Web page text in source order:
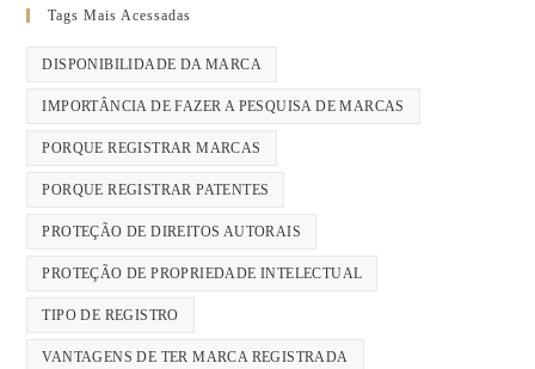
Tags Mais Acessadas
DISPONIBILIDADE DA MARCA
IMPORTÂNCIA DE FAZER A PESQUISA DE MARCAS
PORQUE REGISTRAR MARCAS
PORQUE REGISTRAR PATENTES
PROTEÇÃO DE DIREITOS AUTORAIS
PROTEÇÃO DE PROPRIEDADE INTELECTUAL
TIPO DE REGISTRO
VANTAGENS DE TER MARCA REGISTRADA